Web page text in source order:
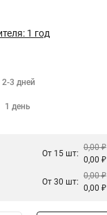
1 год
2-3 дней
1 день
От 15 шт:
0,00 ₽
0,00 ₽
От 30 шт:
0,00 ₽
0,00 ₽